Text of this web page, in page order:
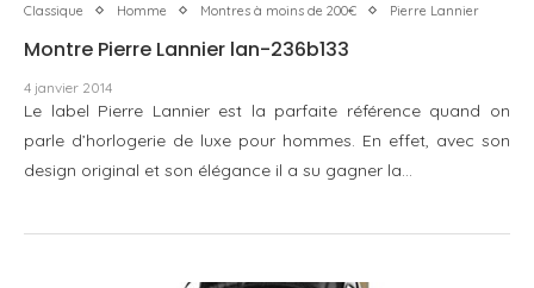
Classique Homme Montres à moins de 200€ Pierre Lannier
Montre Pierre Lannier lan-236b133
4 janvier 2014
Le label Pierre Lannier est la parfaite référence quand on
parle d’horlogerie de luxe pour hommes. En effet, avec son
design original et son élégance il a su gagner la…